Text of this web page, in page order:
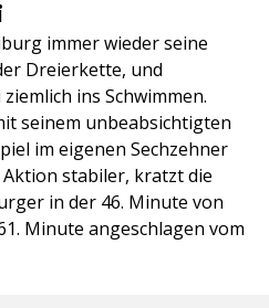
immer wieder seine
Dreierkette, und
ins Schwimmen.
seinem unbeabsichtigten
im eigenen Sechzehner
stabiler, kratzt die
in der 46. Minute von
Minute angeschlagen vom